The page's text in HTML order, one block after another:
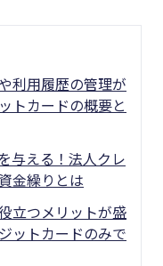
利用履歴の管理が
トカードの概要と
与える！法人クレ
金繰りとは
立つメリットが盛
ットカードのみで